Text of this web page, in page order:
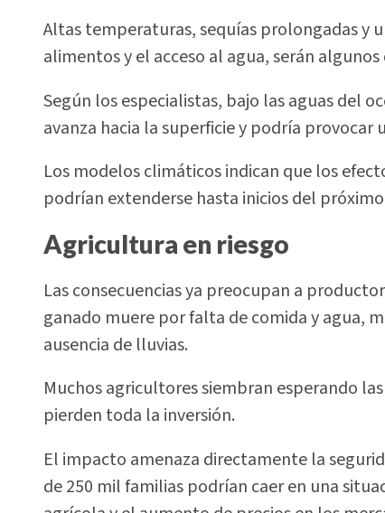
Altas temperaturas, sequías prolongadas y
alimentos y el acceso al agua, serán
Según los especialistas, bajo las aguas del
avanza hacia la superficie y podría
Los modelos climáticos indican que los
podrían extenderse hasta inicios del
Agricultura en riesgo
Las consecuencias ya preocupan a
ganado muere por falta de comida y agua,
ausencia de lluvias.
Muchos agricultores siembran esperando
pierden toda la inversión.
El impacto amenaza directamente la
de 250 mil familias podrían caer en una